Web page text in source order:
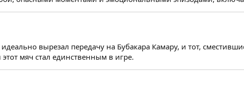
вырезал передачу на Бубакара Камару, и тот,
этот мяч стал единственным в игре.